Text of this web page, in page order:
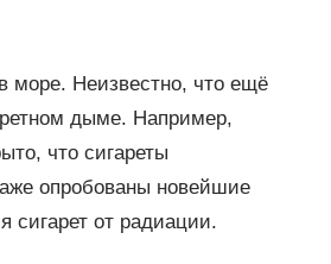
море. Неизвестно, что ещё
дыме. Например,
что сигареты
опробованы новейшие
сигарет от радиации.